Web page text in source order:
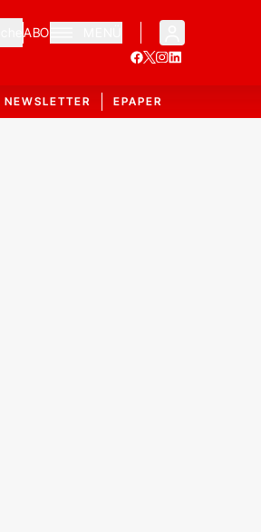
ABO
NEWSLETTER EPAPER